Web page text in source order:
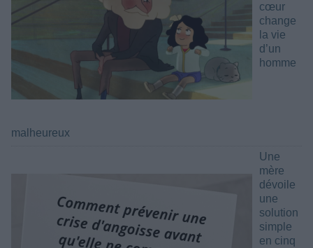
cœur
change
la vie
d’un
homme
malheureux
Une
mère
dévoile
une
solution
simple
en cinq